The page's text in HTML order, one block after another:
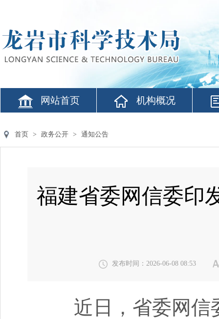
网站首页 机构概况
首页 > 政务公开 > 通知公告
福建省委网信委印
发布时间：2026-06-08 08:53
近日，省委网信